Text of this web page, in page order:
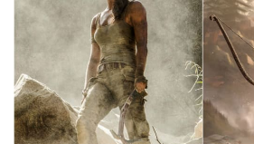
Seriály
Cool Esport